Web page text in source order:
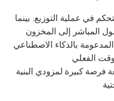
في عملية التوزيع. بينما
بالذكاء الاصطناعي
كبيرة لمزودي البنية